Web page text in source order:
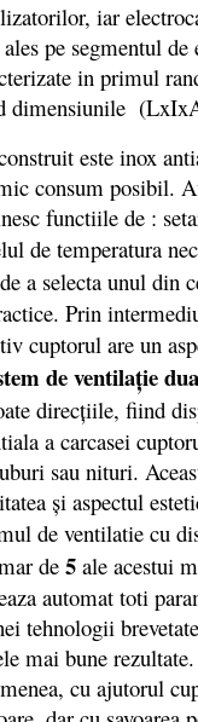
iar
pe segmentul de
in primul
dimensiunile
este inox
consum
functiile de :
de temperatura
a selecta unul din
Prin
cuptorul are un
de ventilaţie
direcţiile, fiind
a carcasei
sau nituri.
şi aspectul
de ventilatie cu
de5 ale acestui
automat toti
tehnologii
mai bune
cu ajutorul